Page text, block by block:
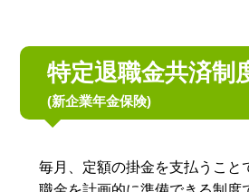
特定退職金共済制
(新企業年金保険)
毎月、定額の掛金を支払うこと